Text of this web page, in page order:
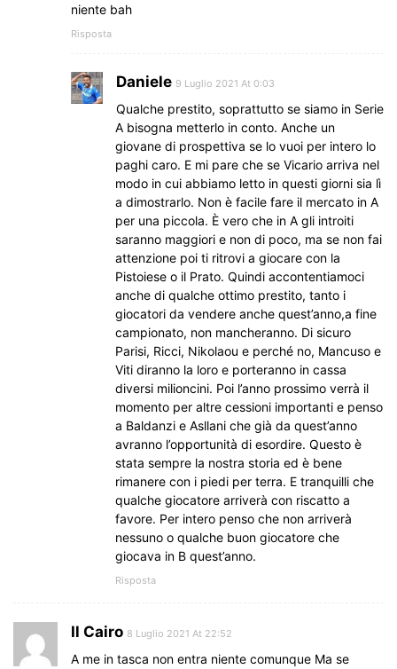
niente bah
Risposta
Daniele 9 Luglio 2021 At 0:03
Qualche prestito, soprattutto se siamo in Serie
A bisogna metterlo in conto. Anche un
giovane di prospettiva se lo vuoi per intero lo
paghi caro. E mi pare che se Vicario arriva nel
modo in cui abbiamo letto in questi giorni sia lì
a dimostrarlo. Non è facile fare il mercato in A
per una piccola. È vero che in A gli introiti
saranno maggiori e non di poco, ma se non fai
attenzione poi ti ritrovi a giocare con la
Pistoiese o il Prato. Quindi accontentiamoci
anche di qualche ottimo prestito, tanto i
giocatori da vendere anche quest’anno,a fine
campionato, non mancheranno. Di sicuro
Parisi, Ricci, Nikolaou e perché no, Mancuso e
Viti diranno la loro e porteranno in cassa
diversi milioncini. Poi l’anno prossimo verrà il
momento per altre cessioni importanti e penso
a Baldanzi e Asllani che già da quest’anno
avranno l’opportunità di esordire. Questo è
stata sempre la nostra storia ed è bene
rimanere con i piedi per terra. E tranquilli che
qualche giocatore arriverà con riscatto a
favore. Per intero penso che non arriverà
nessuno o qualche buon giocatore che
giocava in B quest’anno.
Risposta
Il Cairo 8 Luglio 2021 At 22:52
A me in tasca non entra niente comunque Ma se